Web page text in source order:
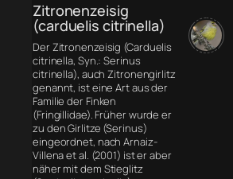
Zitronenzeisig
(carduelis citrinella)
Der Zitronenzeisig (Carduelis
citrinella, Syn.: Serinus
citrinella), auch Zitronengirlitz
genannt, ist eine Art aus der
Familie der Finken
(Fringillidae). Früher wurde er
zu den Girlitze (Serinus)
eingeordnet, nach Arnaiz-
Villena et al. (2001) ist er aber
näher mit dem Stieglitz